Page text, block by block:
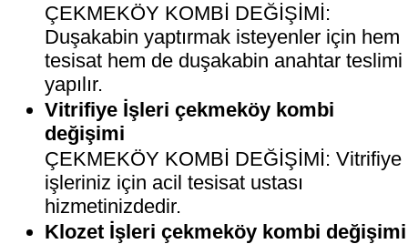
ÇEKMEKÖY KOMBİ DEĞİŞİMİ:
Duşakabin yaptırmak isteyenler için hem
tesisat hem de duşakabin anahtar teslimi
yapılır.
Vitrifiye İşleri çekmeköy kombi
değişimi
ÇEKMEKÖY KOMBİ DEĞİŞİMİ: Vitrifiye
işleriniz için acil tesisat ustası
hizmetinizdedir.
Klozet İşleri çekmeköy kombi değişimi